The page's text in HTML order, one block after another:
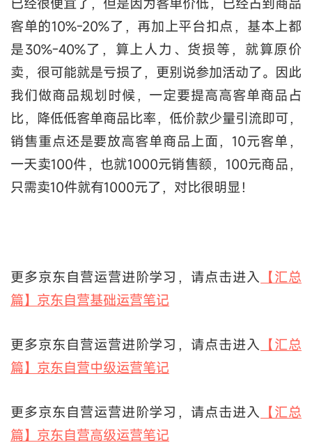
客单的10%-20%了，再加上平台扣点，基本上都
是30%-40%了，算上人力、货损等，就算原价
卖，很可能就是亏损了，更别说参加活动了。因此
我们做商品规划时候，一定要提高高客单商品占
比，降低低客单商品比率，低价款少量引流即可，
销售重点还是要放高客单商品上面，10元客单，
一天卖100件，也就1000元销售额，100元商品，
只需卖10件就有1000元了，对比很明显！
更多京东自营运营进阶学习，请点击进入 【汇总
篇】京东自营基础运营笔记
更多京东自营运营进阶学习，请点击进入 【汇总
篇】京东自营中级运营笔记
更多京东自营运营进阶学习，请点击进入 【汇总
篇】京东自营高级运营笔记